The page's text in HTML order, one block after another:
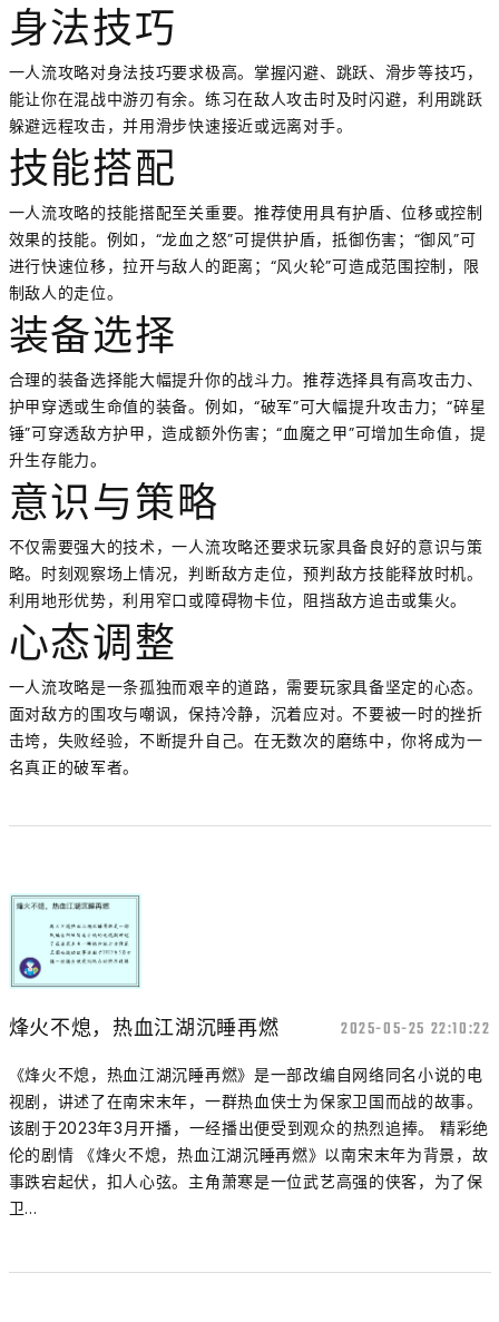
身法技巧
一人流攻略对身法技巧要求极高。掌握闪避、跳跃、滑步等技巧，
能让你在混战中游刃有余。练习在敌人攻击时及时闪避，利用跳跃
躲避远程攻击，并用滑步快速接近或远离对手。
技能搭配
一人流攻略的技能搭配至关重要。推荐使用具有护盾、位移或控制
效果的技能。例如，“龙血之怒”可提供护盾，抵御伤害；“御风”可
进行快速位移，拉开与敌人的距离；“风火轮”可造成范围控制，限
制敌人的走位。
装备选择
合理的装备选择能大幅提升你的战斗力。推荐选择具有高攻击力、
护甲穿透或生命值的装备。例如，“破军”可大幅提升攻击力；“碎星
锤”可穿透敌方护甲，造成额外伤害；“血魔之甲”可增加生命值，提
升生存能力。
意识与策略
不仅需要强大的技术，一人流攻略还要求玩家具备良好的意识与策
略。时刻观察场上情况，判断敌方走位，预判敌方技能释放时机。
利用地形优势，利用窄口或障碍物卡位，阻挡敌方追击或集火。
心态调整
一人流攻略是一条孤独而艰辛的道路，需要玩家具备坚定的心态。
面对敌方的围攻与嘲讽，保持冷静，沉着应对。不要被一时的挫折
击垮，失败经验，不断提升自己。在无数次的磨练中，你将成为一
名真正的破军者。
烽火不熄，热血江湖沉睡再燃 2025-05-25 22:10:22
《烽火不熄，热血江湖沉睡再燃》是一部改编自网络同名小说的电
视剧，讲述了在南宋末年，一群热血侠士为保家卫国而战的故事。
该剧于2023年3月开播，一经播出便受到观众的热烈追捧。 精彩绝
伦的剧情 《烽火不熄，热血江湖沉睡再燃》以南宋末年为背景，故
事跌宕起伏，扣人心弦。主角萧寒是一位武艺高强的侠客，为了保
卫...